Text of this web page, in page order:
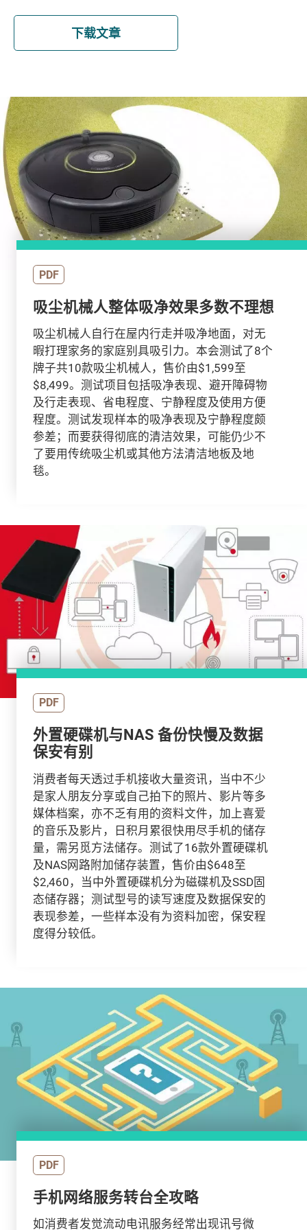
下载文章
PDF
吸尘机械人整体吸净效果多数不理想
吸尘机械人自行在屋内行走并吸净地面，对无
暇打理家务的家庭别具吸引力。本会测试了8个
牌子共10款吸尘机械人，售价由$1,599至
$8,499。测试项目包括吸净表现、避开障碍物
及行走表现、省电程度、宁静程度及使用方便
程度。测试发现样本的吸净表现及宁静程度颇
参差；而要获得彻底的清洁效果，可能仍少不
了要用传统吸尘机或其他方法清洁地板及地
毯。
PDF
外置硬碟机与NAS 备份快慢及数据
保安有别
消费者每天透过手机接收大量资讯，当中不少
是家人朋友分享或自己拍下的照片、影片等多
媒体档案，亦不乏有用的资料文件，加上喜爱
的音乐及影片，日积月累很快用尽手机的储存
量，需另觅方法储存。测试了16款外置硬碟机
及NAS网路附加储存装置，售价由$648至
$2,460，当中外置硬碟机分为磁碟机及SSD固
态储存器；测试型号的读写速度及数据保安的
表现参差，一些样本没有为资料加密，保安程
度得分较低。
PDF
手机网络服务转台全攻略
如消费者发觉流动电讯服务经常出现讯号微